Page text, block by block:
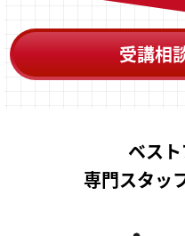
受講相
ベスト
専門スタッ